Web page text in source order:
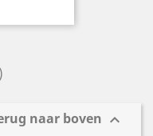
naar boven 